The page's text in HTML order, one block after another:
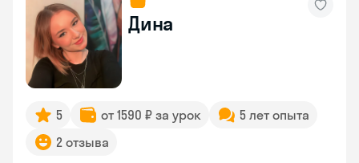
Дина
5 от 1590 ₽ за урок
5 лет опыта
2 отзыва